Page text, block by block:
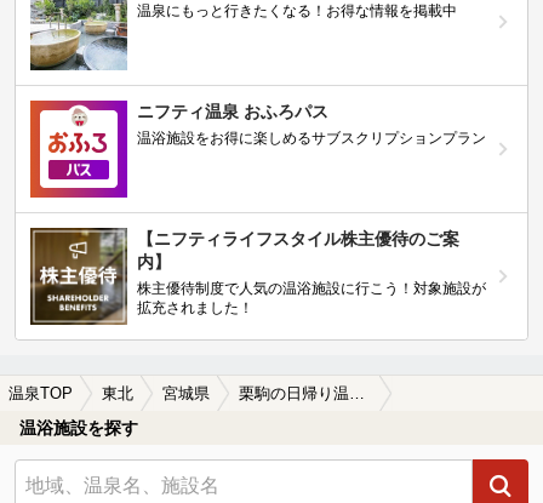
温泉にもっと行きたくなる！お得な情報を掲載中
ニフティ温泉 おふろパス
温浴施設をお得に楽しめるサブスクリプションプラン
【ニフティライフスタイル株主優待のご案
内】
株主優待制度で人気の温浴施設に行こう！対象施設が
拡充されました！
温泉TOP 東北 宮城県 栗駒の日帰り温泉、スーパー銭湯おすすめ
温浴施設を探す